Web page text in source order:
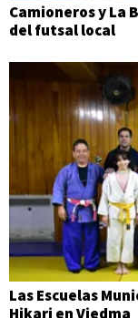
Camioneros y La
del futsal local
Las Escuelas
Hikari en Viedma